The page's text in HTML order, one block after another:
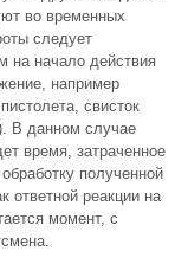
во временных
следует
на начало действия
например
свисток
В данном случае
время, затраченное
полученной
ответной реакции на
момент, с